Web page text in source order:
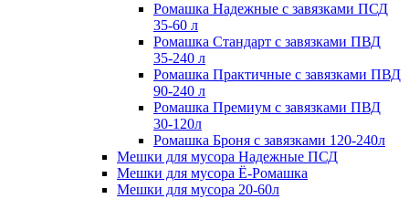
Ромашка Надежные с завязками ПСД
35-60 л
Ромашка Стандарт с завязками ПВД
35-240 л
Ромашка Практичные с завязками ПВД
90-240 л
Ромашка Премиум с завязками ПВД
30-120л
Ромашка Броня с завязками 120-240л
Мешки для мусора Надежные ПСД
Мешки для мусора Ё-Ромашка
Мешки для мусора 20-60л